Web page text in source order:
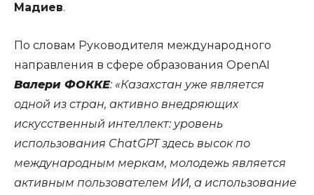
Мадиев.
По словам Руководителя международного
направления в сфере образования OpenAI
Валери ФОККЕ: «Казахстан уже является
одной из стран, активно внедряющих
искусственный интеллект: уровень
использования ChatGPT здесь высок по
международным меркам, молодежь является
активным пользователем ИИ, а использование